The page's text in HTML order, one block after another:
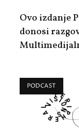
Ovo izdanje
donosi
PODCAST